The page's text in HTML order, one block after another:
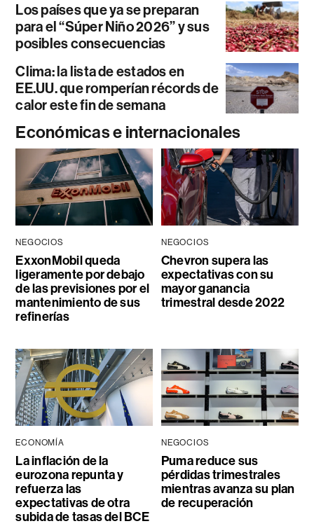
Los países que ya se preparan
para el “Súper Niño 2026” y sus
posibles consecuencias
Clima: la lista de estados en
EE.UU. que romperían récords de
calor este fin de semana
Económicas e internacionales
NEGOCIOS
ExxonMobil queda
ligeramente por debajo
de las previsiones por el
mantenimiento de sus
refinerías
NEGOCIOS
Chevron supera las
expectativas con su
mayor ganancia
trimestral desde 2022
ECONOMÍA
La inflación de la
eurozona repunta y
refuerza las
expectativas de otra
subida de tasas del BCE
NEGOCIOS
Puma reduce sus
pérdidas trimestrales
mientras avanza su plan
de recuperación